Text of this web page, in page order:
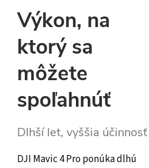
Výkon, na
ktorý sa
môžete
spoľahnúť
Dlhší let, vyššia účinnosť
DJI Mavic 4 Pro ponúka dlhú